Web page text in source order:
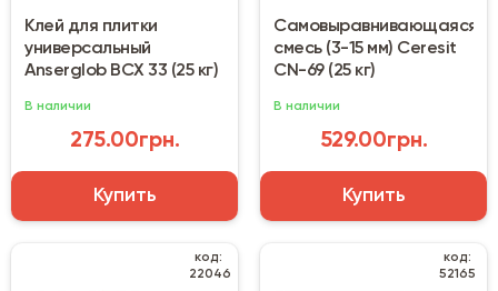
Клей для плитки
универсальный
Anserglob BCX 33 (25 кг)
В наличии
275.00грн.
Купить
Самовыравнивающаяся
смесь (3-15 мм) Ceresit
CN-69 (25 кг)
В наличии
529.00грн.
Купить
код:
22046
код:
52165